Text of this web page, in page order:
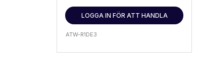
LOGGA IN FÖR ATT HANDLA
ATW-R1DE3